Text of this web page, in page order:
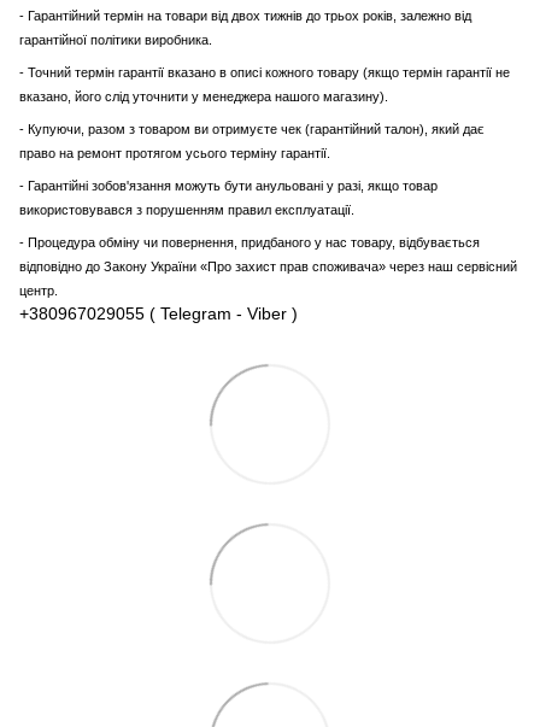
- Гарантійний термін на товари від двох тижнів до трьох років, залежно від
гарантійної політики виробника.
- Точний термін гарантії вказано в описі кожного товару (якщо термін гарантії не
вказано, його слід уточнити у менеджера нашого магазину).
- Купуючи, разом з товаром ви отримуєте чек (гарантійний талон), який дає
право на ремонт протягом усього терміну гарантії.
- Гарантійні зобов'язання можуть бути анульовані у разі, якщо товар
використовувався з порушенням правил експлуатації.
- Процедура обміну чи повернення, придбаного у нас товару, відбувається
відповідно до Закону України «Про захист прав споживача» через наш сервісний
центр.
+380967029055 ( Telegram - Viber )